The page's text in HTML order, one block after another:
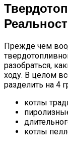
Прежде чем
разобраться,
ходу. В целом
разделить на 4
котлы
котлы